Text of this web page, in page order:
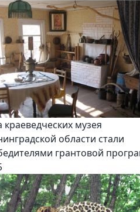
краеведческих музея
области стали
грантовой